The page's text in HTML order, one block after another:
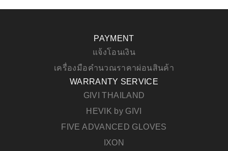
PAYMENT
แจ้งโอนเงิน
เครื่องมือคำนวณราคาผ่อนสินค้า
WARRANTY SERVICE
GIVI THAILAND
HEVIK by GIVI
FIVE ADVANCED GLOVES
IXON